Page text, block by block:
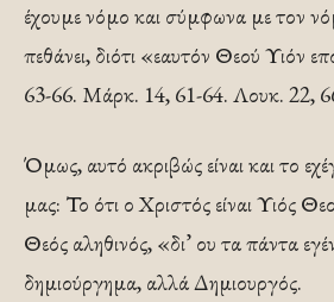
έχουμε νόμο και σύμφωνα με τον
πεθάνει, διότι «εαυτόν Θεού Υιόν
63-66. Μάρκ. 14, 61-64. Λουκ. 22,
Όμως, αυτό ακριβώς είναι και το
μας: Το ότι ο Χριστός είναι Υιός
Θεός αληθινός, «δι’ ου τα πάντα
δημιούργημα, αλλά Δημιουργός.